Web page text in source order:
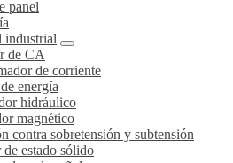
panel
industrial
de CA
de corriente
energía
hidráulico
magnético
contra sobretensión y subtensión
estado sólido